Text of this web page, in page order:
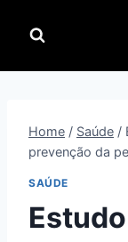
para
Home / Saúde /
prevenção da
SAÚDE